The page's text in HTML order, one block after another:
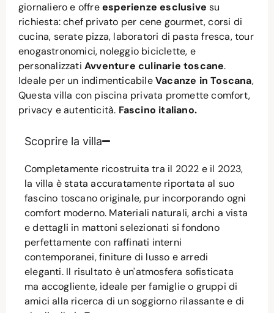
giornaliero e offreesperienze esclusive su
richiesta: chef privato per cene gourmet, corsi di
cucina, serate pizza, laboratori di pasta fresca, tour
enogastronomici, noleggio biciclette, e
personalizzati Avventure culinarie toscane.
Ideale per un indimenticabileVacanze in Toscana,
Questa villa con piscina privata promette comfort,
privacy e autenticità. Fascino italiano.
Scoprire la villa
Completamente ricostruita tra il 2022 e il 2023,
la villa è stata accuratamente riportata al suo
fascino toscano originale, pur incorporando ogni
comfort moderno. Materiali naturali, archi a vista
e dettagli in mattoni selezionati si fondono
perfettamente con raffinati interni
contemporanei, finiture di lusso e arredi
eleganti. Il risultato è un'atmosfera sofisticata
ma accogliente, ideale per famiglie o gruppi di
amici alla ricerca di un soggiorno rilassante e di